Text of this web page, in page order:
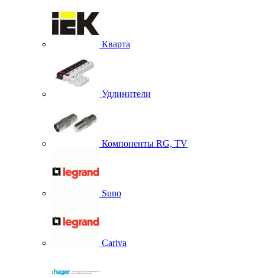
Кварта
Удлинители
Компоненты RG, TV
Suno
Cariva